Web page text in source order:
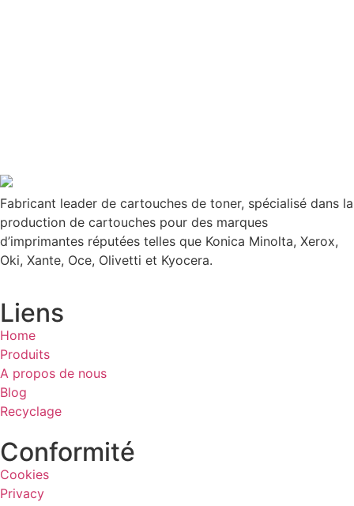
Fabricant leader de cartouches de toner, spécialisé dans la
production de cartouches pour des marques
d’imprimantes réputées telles que Konica Minolta, Xerox,
Oki, Xante, Oce, Olivetti et Kyocera.
Liens
Home
Produits
A propos de nous
Blog
Recyclage
Conformité
Cookies
Privacy